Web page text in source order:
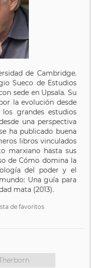
de Cambridge.
Sueco de Estudios
sede en Upsala. Su
la evolución desde
grandes estudios
una perspectiva
ha publicado buena
libros vinculados
marxiano hasta sus
de Cómo domina la
del poder y el
Una guía para
mata (2013).
de favoritos